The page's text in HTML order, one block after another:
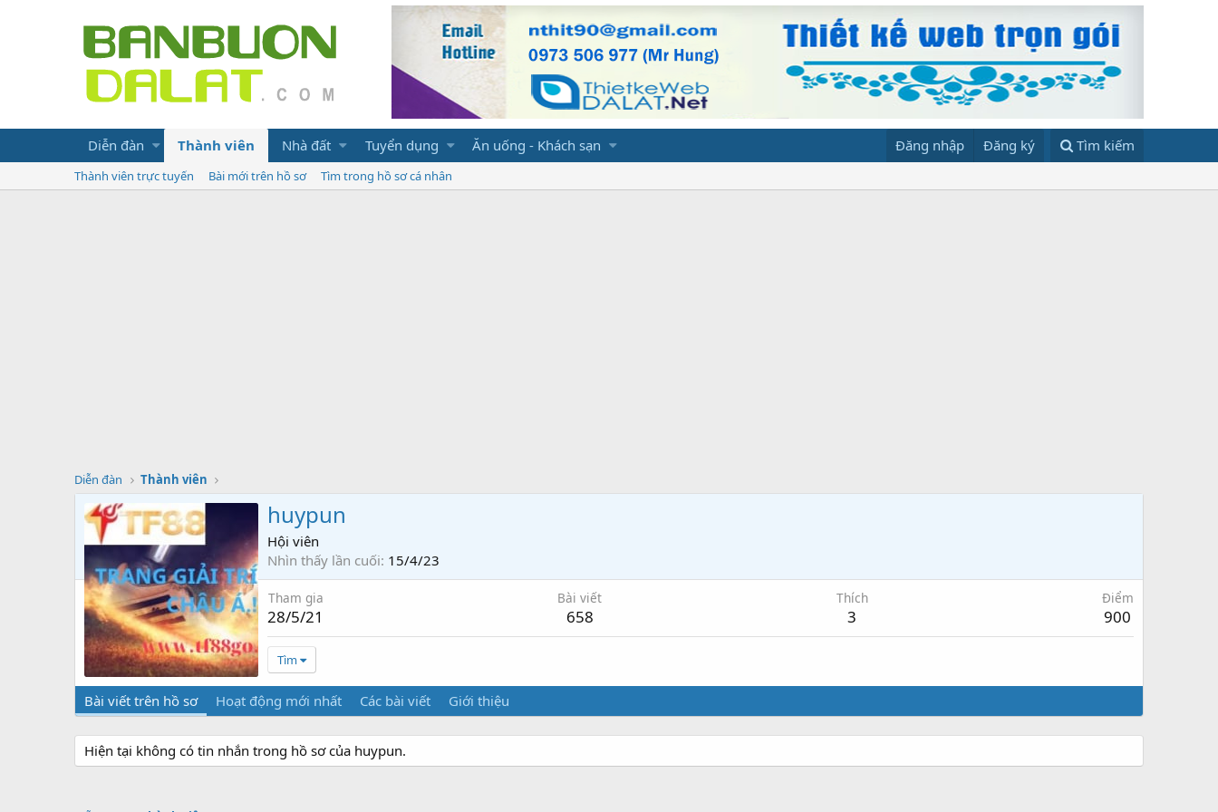
Diễn đàn Thành viên Nhà đất Tuyển dụng Ăn uống - Khách sạn Đăng nhập Đăng ký Tìm kiếm
Thành viên trực tuyến Bài mới trên hồ sơ Tìm trong hồ sơ cá nhân
Diễn đàn Thành viên
huypun
Hội viên
Nhìn thấy lần cuối 15/4/23
Tham gia
28/5/21
Bài viết
658
Thích
3
Điểm
900
Tìm
Bài viết trên hồ sơ Hoạt động mới nhất Các bài viết Giới thiệu
Hiện tại không có tin nhắn trong hồ sơ của huypun.